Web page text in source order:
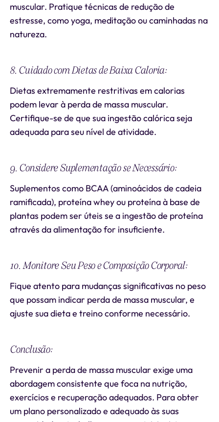
muscular. Pratique técnicas de redução de
estresse, como yoga, meditação ou caminhadas na
natureza.
8. Cuidado com Dietas de Baixa Caloria:
Dietas extremamente restritivas em calorias
podem levar à perda de massa muscular.
Certifique-se de que sua ingestão calórica seja
adequada para seu nível de atividade.
9. Considere Suplementação se Necessário:
Suplementos como BCAA (aminoácidos de cadeia
ramificada), proteína whey ou proteína à base de
plantas podem ser úteis se a ingestão de proteína
através da alimentação for insuficiente.
10. Monitore Seu Peso e Composição Corporal:
Fique atento para mudanças significativas no peso
que possam indicar perda de massa muscular, e
ajuste sua dieta e treino conforme necessário.
Conclusão:
Prevenir a perda de massa muscular exige uma
abordagem consistente que foca na nutrição,
exercícios e recuperação adequados. Para obter
um plano personalizado e adequado às suas